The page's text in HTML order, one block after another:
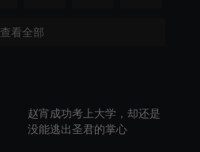
查看全部
赵宵成功考上大学，却还是
没能逃出圣君的掌心